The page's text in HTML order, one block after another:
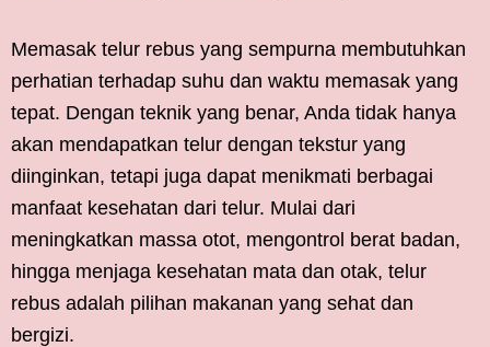
Memasak telur rebus yang sempurna membutuhkan
perhatian terhadap suhu dan waktu memasak yang
tepat. Dengan teknik yang benar, Anda tidak hanya
akan mendapatkan telur dengan tekstur yang
diinginkan, tetapi juga dapat menikmati berbagai
manfaat kesehatan dari telur. Mulai dari
meningkatkan massa otot, mengontrol berat badan,
hingga menjaga kesehatan mata dan otak, telur
rebus adalah pilihan makanan yang sehat dan
bergizi.